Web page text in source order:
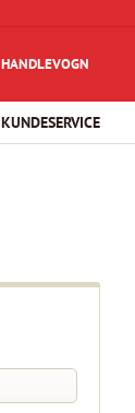
HANDLEVOGN
KUNDESERVICE